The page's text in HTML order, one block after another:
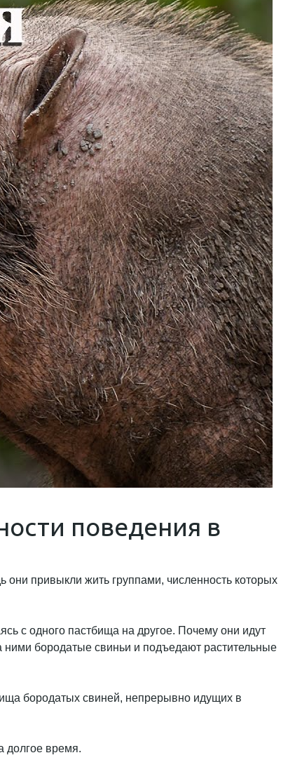
поведения в
они привыкли жить группами, численность которых
с одного пастбища на другое. Почему они идут
бородатые свиньи и подъедают растительные
бородатых свиней, непрерывно идущих в
долгое время.